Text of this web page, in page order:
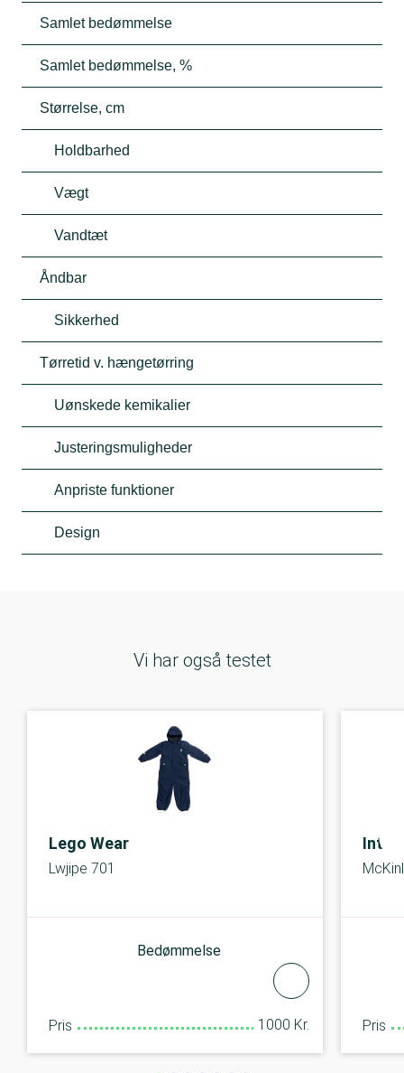
Samlet bedømmelse
Samlet bedømmelse, %
Størrelse, cm
Holdbarhed
Vægt
Vandtæt
Åndbar
Sikkerhed
Tørretid v. hængetørring
Uønskede kemikalier
Justeringsmuligheder
Anpriste funktioner
Design
Vi har også testet
Lego Wear
Lwjipe 701
Bedømmelse
Pris 1000 Kr. Pris